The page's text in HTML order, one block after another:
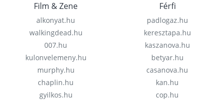
Film & Zene
alkonyat.hu
walkingdead.hu
007.hu
kulonvelemeny.hu
murphy.hu
chaplin.hu
gyilkos.hu
Férfi
padlogaz.hu
keresztapa.hu
kaszanova.hu
betyar.hu
casanova.hu
kan.hu
cop.hu